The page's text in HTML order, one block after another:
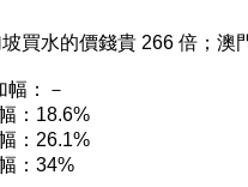
買水的價錢貴 266 倍；
：－
：18.6%
：26.1%
：34%